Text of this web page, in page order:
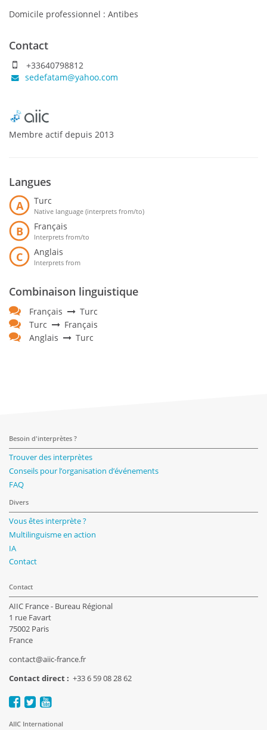
Domicile professionnel : Antibes
Contact
+33640798812
sedefatam@yahoo.com
Membre actifdepuis 2013
Langues
A Turc
Native language (interprets from/to)
B Français
Interprets from/to
C Anglais
Interprets from
Combinaison linguistique
Français
Turc
Turc
Français
Anglais
Turc
Besoin d'interprètes ?
Trouver des interprètes
Conseils pour l’organisation d’événements
FAQ
Divers
Vous êtes interprète ?
Multilinguisme en action
IA
Contact
Contact
AIIC France - Bureau Régional
1 rue Favart
75002 Paris
France
contact@aiic-france.fr
Contact direct : +33 6 59 08 28 62
AIIC International